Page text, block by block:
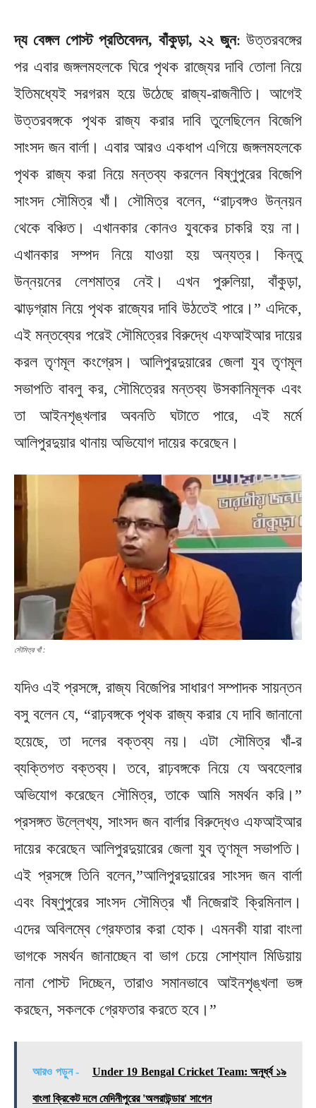
দ্য বেঙ্গল পোস্ট প্রতিবেদন, বাঁকুড়া, ২২ জুন: উত্তরবঙ্গের
পর এবার জঙ্গলমহলকে ঘিরে পৃথক রাজ্যের দাবি তোলা নিয়ে
ইতিমধ্যেই সরগরম হয়ে উঠেছে রাজ্য-রাজনীতি। আগেই
উত্তরবঙ্গকে পৃথক রাজ্য করার দাবি তুলেছিলেন বিজেপি
সাংসদ জন বার্লা। এবার আরও একধাপ এগিয়ে জঙ্গলমহলকে
পৃথক রাজ্য করা নিয়ে মন্তব্য করলেন বিষ্ণুপুরের বিজেপি
সাংসদ সৌমিত্র খাঁ। সৌমিত্র বলেন, “রাঢ়বঙ্গও উন্নয়ন
থেকে বঞ্চিত। এখানকার কোনও যুবকের চাকরি হয় না।
এখানকার সম্পদ নিয়ে যাওয়া হয় অন্যত্র। কিন্তু
উন্নয়নের লেশমাত্র নেই। এখন পুরুলিয়া, বাঁকুড়া,
ঝাড়গ্রাম নিয়ে পৃথক রাজ্যের দাবি উঠতেই পারে।” এদিকে,
এই মন্তব্যের পরেই সৌমিত্রের বিরুদ্ধে এফআইআর দায়ের
করল তৃণমূল কংগ্রেস। আলিপুরদুয়ারের জেলা যুব তৃণমূল
সভাপতি বাবলু কর, সৌমিত্রের মন্তব্য উসকানিমূলক এবং
তা আইনশৃঙ্খলার অবনতি ঘটাতে পারে, এই মর্মে
আলিপুরদুয়ার থানায় অভিযোগ দায়ের করেছেন।
সৌমিত্র খাঁ :
যদিও এই প্রসঙ্গে, রাজ্য বিজেপির সাধারণ সম্পাদক সায়ন্তন
বসু বলেন যে, “রাঢ়বঙ্গকে পৃথক রাজ্য করার যে দাবি জানানো
হয়েছে, তা দলের বক্তব্য নয়। এটা সৌমিত্র খাঁ-র
ব্যক্তিগত বক্তব্য। তবে, রাঢ়বঙ্গকে নিয়ে যে অবহেলার
অভিযোগ করেছেন সৌমিত্র, তাকে আমি সমর্থন করি।”
প্রসঙ্গত উল্লেখ্য, সাংসদ জন বার্লার বিরুদ্ধেও এফআইআর
দায়ের করেছেন আলিপুরদুয়ারের জেলা যুব তৃণমূল সভাপতি।
এই প্রসঙ্গে তিনি বলেন,”আলিপুরদুয়ারের সাংসদ জন বার্লা
এবং বিষ্ণুপুরের সাংসদ সৌমিত্র খাঁ নিজেরাই ক্রিমিনাল।
এদের অবিলম্বে গ্রেফতার করা হোক। এমনকী যারা বাংলা
ভাগকে সমর্থন জানাচ্ছেন বা ভাগ চেয়ে সোশ্যাল মিডিয়ায়
নানা পোস্ট দিচ্ছেন, তারাও সমানভাবে আইনশৃঙ্খলা ভঙ্গ
করছেন, সকলকে গ্রেফতার করতে হবে।”
আরও পড়ুন - Under 19 Bengal Cricket Team: অনূর্ধ্ব ১৯
বাংলা ক্রিকেট দলে মেদিনীপুরের 'অলরাউন্ডার' সাগেন